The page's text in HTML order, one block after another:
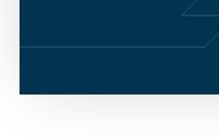
About Zayo Europe